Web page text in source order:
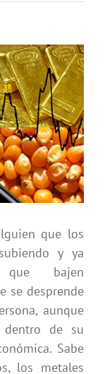
que los
y ya
bajen
se desprende
aunque
dentro de su
Sabe
los metales